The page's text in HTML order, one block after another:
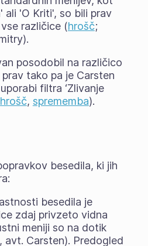
'O Kriti', so bili prav
različice (hrošč;
posodobil na različico
prav tako pa je Carsten
filtra ‘Zlivanje
hrošč, sprememba).
besedila, ki jih
besedila je
zdaj privzeto vidna
meniji so na dotik
, avt. Carsten). Predogled